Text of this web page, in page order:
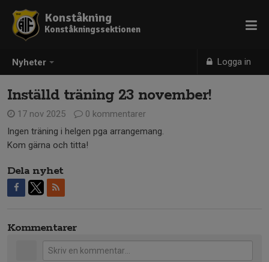
Nyheter Logga in
Konståkning
Konståkningssektionen
Inställd träning 23 november!
17 nov 2025
0 kommentarer
Ingen träning i helgen pga arrangemang.
Kom gärna och titta!
Dela nyhet
Kommentarer